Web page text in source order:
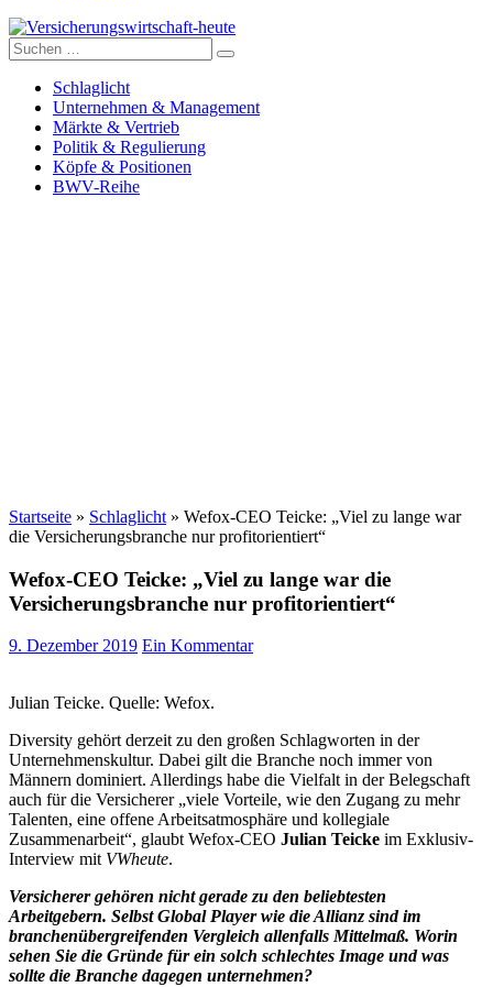
Versicherungswirtschaft-heute
Suche
nach:
Schlaglicht
Unternehmen & Management
Märkte & Vertrieb
Politik & Regulierung
Köpfe & Positionen
BWV-Reihe
Startseite » Schlaglicht » Wefox-CEO Teicke: „Viel zu lange war
die Versicherungsbranche nur profitorientiert“
Wefox-CEO Teicke: „Viel zu lange war die
Versicherungsbranche nur profitorientiert“
9. Dezember 2019 Ein Kommentar
Julian Teicke. Quelle: Wefox.
Diversity gehört derzeit zu den großen Schlagworten in der
Unternehmenskultur. Dabei gilt die Branche noch immer von
Männern dominiert. Allerdings habe die Vielfalt in der Belegschaft
auch für die Versicherer „viele Vorteile, wie den Zugang zu mehr
Talenten, eine offene Arbeitsatmosphäre und kollegiale
Zusammenarbeit“, glaubt Wefox-CEO Julian Teicke im Exklusiv-
Interview mit VWheute.
Versicherer gehören nicht gerade zu den beliebtesten
Arbeitgebern. Selbst Global Player wie die Allianz sind im
branchenübergreifenden Vergleich allenfalls Mittelmaß. Worin
sehen Sie die Gründe für ein solch schlechtes Image und was
sollte die Branche dagegen unternehmen?